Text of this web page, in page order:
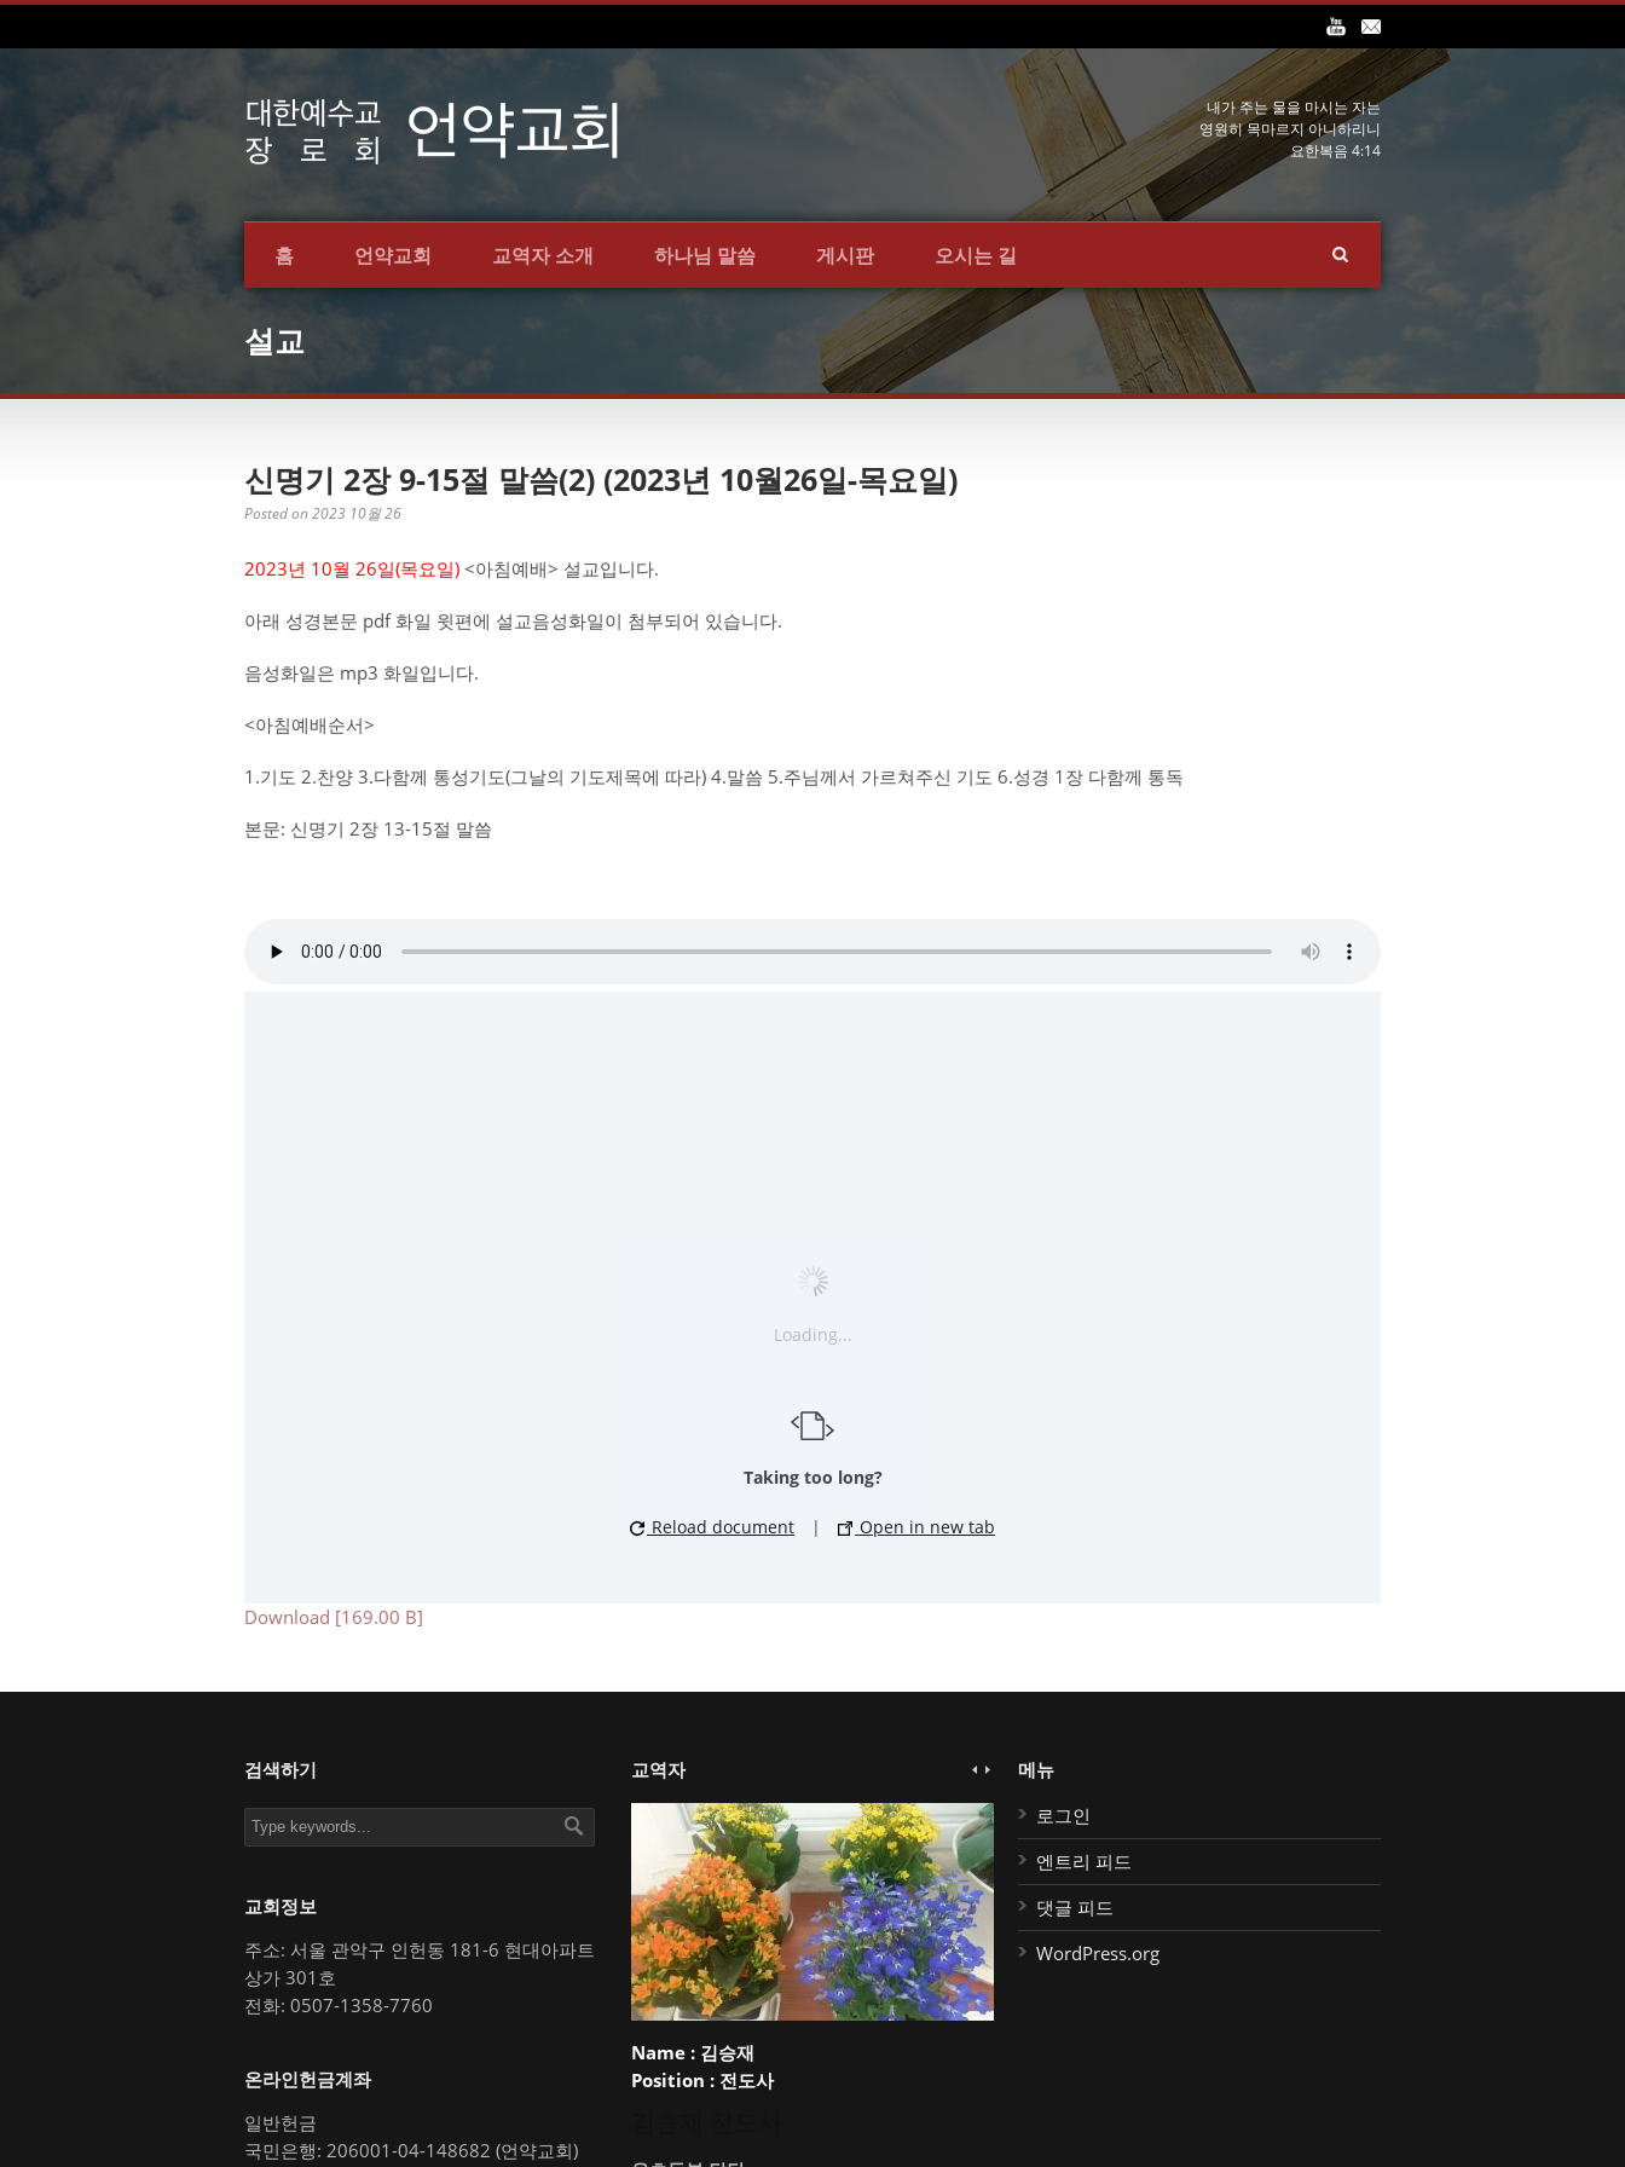
내가 주는 물을 마시는 자는
영원히 목마르지 아니하리니
요한복음 4:14
홈 언약교회 교역자 소개 하나님 말씀 게시판 오시는 길
설교
신명기 2장 9-15절 말씀(2) (2023년 10월26일-목요일)
Posted on 2023 10월 26
2023년 10월 26일(목요일) <아침예배> 설교입니다.
아래 성경본문 pdf 화일 윗편에 설교음성화일이 첨부되어 있습니다.
음성화일은 mp3 화일입니다.
<아침예배순서>
1.기도 2.찬양 3.다함께 통성기도(그날의 기도제목에 따라) 4.말씀 5.주님께서 가르쳐주신 기도 6.성경 1장 다함께 통독
본문: 신명기 2장 13-15절 말씀
Loading...
Taking too long?
Reload document | Open in new tab
Download [169.00 B]
검색하기
교회정보
주소: 서울 관악구 인헌동 181-6 현대아파트
상가 301호
전화: 0507-1358-7760
온라인헌금계좌
일반헌금
국민은행: 206001-04-148682 (언약교회)
교역자
Name :김승재
Position :전도사
메뉴
로그인
엔트리 피드
댓글 피드
WordPress.org